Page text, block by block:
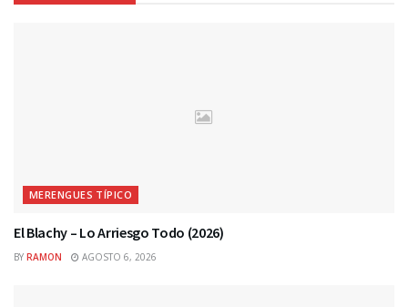
MERENGUES TÍPICO
El Blachy – Lo Arriesgo Todo (2026)
BY RAMON AGOSTO 6, 2026